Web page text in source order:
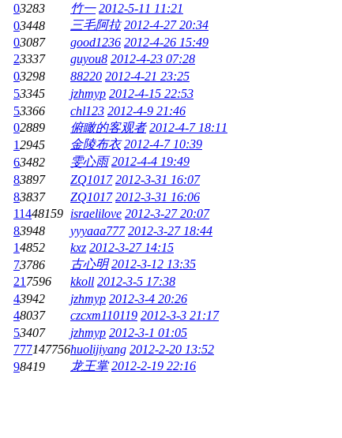
03283 竹一 2012-5-11 11:21
03448 三毛阿拉 2012-4-27 20:34
03087 good1236 2012-4-26 15:49
23337 guyou8 2012-4-23 07:28
03298 88220 2012-4-21 23:25
53345 jzhmyp 2012-4-15 22:53
53366 chl123 2012-4-9 21:46
02889 俯瞰的客观者 2012-4-7 18:11
12945 金陵布衣 2012-4-7 10:39
63482 雯心雨 2012-4-4 19:49
83897 ZQ1017 2012-3-31 16:07
83837 ZQ1017 2012-3-31 16:06
11448159 israelilove 2012-3-27 20:07
83948 yyyaaa777 2012-3-27 18:44
14852 kxz 2012-3-27 14:15
73786 古心明 2012-3-12 13:35
21 7596 kkoll 2012-3-5 17:38
43942 jzhmyp 2012-3-4 20:26
48037 czcxm110119 2012-3-3 21:17
53407 jzhmyp 2012-3-1 01:05
777147756huolijiyang 2012-2-20 13:52
98419 龙王掌 2012-2-19 22:16